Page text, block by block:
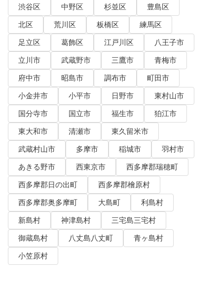
渋谷区
中野区 杉並区
豊島区
北区
荒川区 板橋区
練馬区
足立区
葛飾区 江戸川区
八王子市
立川市
武蔵野市 三鷹市
青梅市
府中市
昭島市 調布市
町田市
小金井市
小平市 日野市
東村山市
国分寺市
国立市 福生市
狛江市
東大和市
清瀬市
東久留米市
武蔵村山市
多摩市 稲城市
羽村市
あきる野市
西東京市
西多摩郡瑞穂町
西多摩郡日の出町
西多摩郡檜原村
西多摩郡奥多摩町
大島町
利島村
新島村
神津島村
三宅島三宅村
御蔵島村
八丈島八丈町
青ヶ島村
小笠原村